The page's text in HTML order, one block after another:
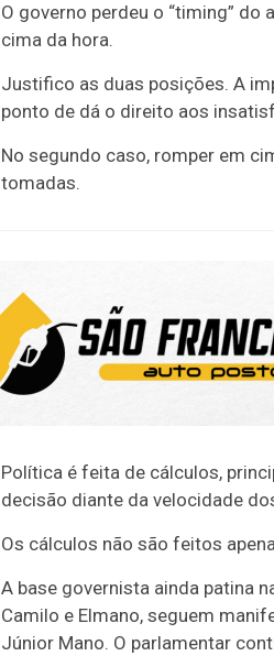
O governo perdeu o “timing”
cima da hora.
Justifico as duas posições. A
ponto de dá o direito aos
No segundo caso, romper em
tomadas.
Política é feita de cálculos,
decisão diante da velocidade
Os cálculos não são feitos
A base governista ainda patina
Camilo e Elmano, seguem
Júnior Mano. O parlamentar